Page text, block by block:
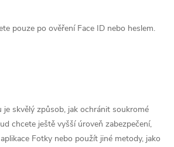
pouze po ověření Face ID nebo heslem.
je skvělý způsob, jak ochránit soukromé
chcete ještě vyšší úroveň zabezpečení,
Fotky nebo použít jiné metody, jako